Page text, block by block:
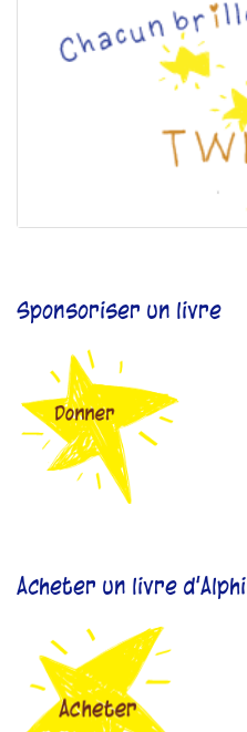
Sponsoriser un livre
Acheter un livre d'Alphi